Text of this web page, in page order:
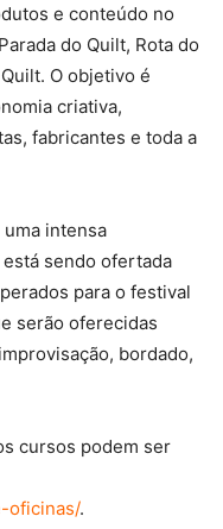
e conteúdo no
do Quilt, Rota do
O objetivo é
criativa,
fabricantes e toda a
intensa
sendo ofertada
para o festival
serão oferecidas
bordado,
cursos podem ser
oficinas/.